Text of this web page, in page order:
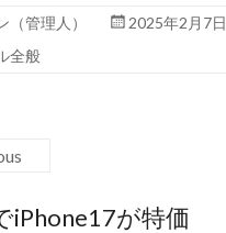
（管理人）
2025年2月7日
全般
iPhone17が特価